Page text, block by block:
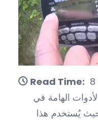
Read Time:
الهامة في
حيث يُستخدم هذا